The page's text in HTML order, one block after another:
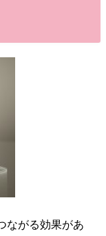
ながる効果があ